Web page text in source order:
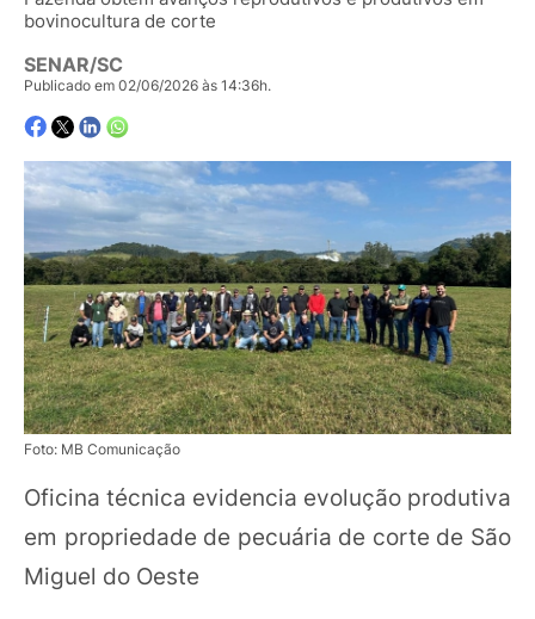
bovinocultura de corte
SENAR/SC
Publicado em 02/06/2026 às 14:36h.
Foto: MB Comunicação
Oficina técnica evidencia evolução produtiva
em propriedade de pecuária de corte de São
Miguel do Oeste